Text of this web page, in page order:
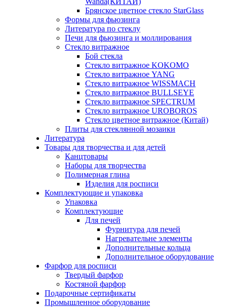
Брянское цветное стекло StarGlass
Формы для фьюзинга
Литература по стеклу
Печи для фьюзинга и моллирования
Стекло витражное
Бой стекла
Стекло витражное KOKOMO
Стекло витражное YANG
Стекло витражное WISSMACH
Стекло витражное BULLSEYE
Стекло витражное SPECTRUM
Стекло витражное UROBOROS
Стекло цветное витражное (Китай)
Плиты для стеклянной мозаики
Литература
Товары для творчества и для детей
Канцтовары
Наборы для творчества
Полимерная глина
Изделия для росписи
Комплектующие и упаковка
Упаковка
Комплектующие
Для печей
Фурнитура для печей
Нагревательне элементы
Дополнительные кольца
Дополнительное оборудование
Фарфор для росписи
Твердый фарфор
Костяной фарфор
Подарочные сертификаты
Промышленное оборудование